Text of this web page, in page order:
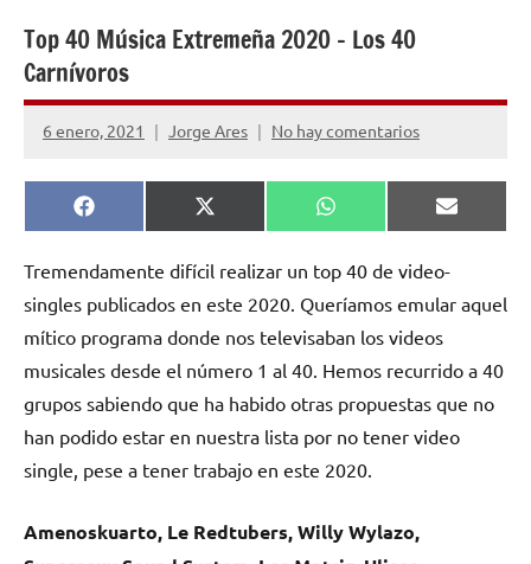
Top 40 Música Extremeña 2020 – Los 40
Carnívoros
6 enero, 2021 Jorge Ares No hay comentarios
Compartir
en
Facebook
Compartir
en
X
(Twitter)
Compartir
en
WhatsApp
en
Email
Tremendamente difícil realizar un top 40 de video-
singles publicados en este 2020. Queríamos emular aquel
mítico programa donde nos televisaban los videos
musicales desde el número 1 al 40. Hemos recurrido a 40
grupos sabiendo que ha habido otras propuestas que no
han podido estar en nuestra lista por no tener video
single, pese a tener trabajo en este 2020.
Amenoskuarto, Le Redtubers, Willy Wylazo,